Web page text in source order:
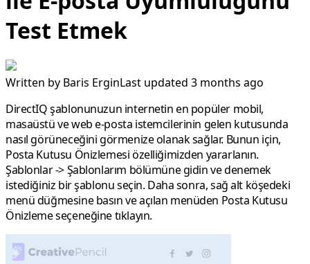
Test Etmek
Written by Baris ErginLast updated 3 months ago
DirectIQ şablonunuzun internetin en popüler mobil,
masaüstü ve web e-posta istemcilerinin gelen kutusunda
nasıl görüneceğini görmenize olanak sağlar. Bunun için,
Posta Kutusu Önizlemesiözelliğimizden yararlanın.
Şablonlar -> Şablonlarım bölümüne gidin ve denemek
istediğiniz bir şablonu seçin. Daha sonra, sağ alt köşedeki
menü düğmesine basın ve açılan menüden Posta Kutusu
Önizlemeseçeneğine tıklayın.